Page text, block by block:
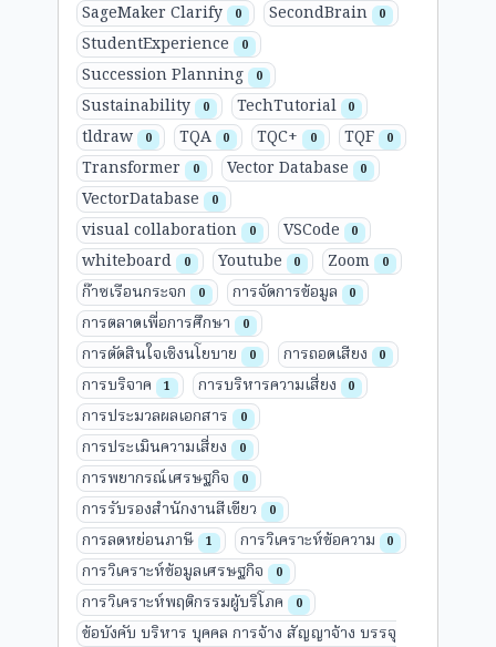
SageMaker Clarify 0 SecondBrain 0
StudentExperience 0
Succession Planning 0
Sustainability 0 TechTutorial 0
tldraw 0 TQA 0 TQC+ 0 TQF 0
Transformer 0 Vector Database 0
VectorDatabase 0
visual collaboration 0 VSCode 0
whiteboard 0 Youtube 0 Zoom 0
ก๊าซเรือนกระจก 0 การจัดการข้อมูล 0
การตลาดเพื่อการศึกษา 0
การตัดสินใจเชิงนโยบาย 0 การถอดเสียง 0
การบริจาค 1 การบริหารความเสี่ยง 0
การประมวลผลเอกสาร 0
การประเมินความเสี่ยง 0
การพยากรณ์เศรษฐกิจ 0
การรับรองสำนักงานสีเขียว 0
การลดหย่อนภาษี 1 การวิเคราะห์ข้อความ 0
การวิเคราะห์ข้อมูลเศรษฐกิจ 0
การวิเคราะห์พฤติกรรมผู้บริโภค 0
ข้อบังคับ บริหาร บุคคล การจ้าง สัญญาจ้าง บรรจุ